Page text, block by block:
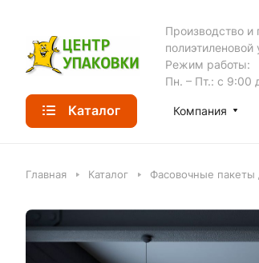
Производство и
полиэтиленовой
Режим работы:
Пн. – Пт.: с 9:00
Каталог Компания
Главная Каталог Фасовочные